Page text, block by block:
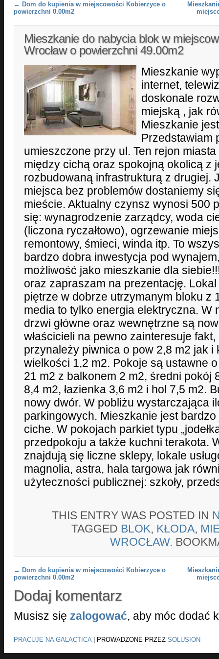
Post navigation
← Dom do kupienia w miejscowości Kobierzyce o
powierzchni 0.00m2
Mieszkanie do nabycia blok w
Wrocław o powierzchni 49.00m2
Mieszkanie
internet,
doskonale
miejską , jak
Mieszkanie
Przedstawiam
umieszczone przy ul. Ten rejon
między cichą oraz spokojną okolicą z
rozbudowaną infrastrukturą z drugiej.
miejsca bez problemów dostaniemy
mieście. Aktualny czynsz wynosi 500
się: wynagrodzenie zarządcy, woda
(liczona ryczałtowo), ogrzewanie
remontowy, śmieci, winda itp. To
bardzo dobra inwestycja pod
możliwość jako mieszkanie dla
oraz zapraszam na prezentację.
piętrze w dobrze utrzymanym bloku z
media to tylko energia elektryczna. W
drzwi główne oraz wewnętrzne są
właścicieli na pewno zainteresuje
przynależy piwnica o pow 2,8 m2 jak i
wielkości 1,2 m2. Pokoje są ustawne
21 m2 z balkonem 2 m2, średni pokój
8,4 m2, łazienka 3,6 m2 i hol 7,5 m2.
nowy dwór. W pobliżu wystarczająca
parkingowych. Mieszkanie jest bardzo
ciche. W pokojach parkiet typu
przedpokoju a także kuchni terakota.
znajdują się liczne sklepy, lokale
magnolia, astra, hala targowa jak
użyteczności publicznej: szkoły,
THIS ENTRY WAS POSTED IN
TAGGED BLOK, KŁODA,
WROCŁAW.
Post navigation
← Dom do kupienia w miejscowości Kobierzyce o
powierzchni 0.00m2
Dodaj komentarz
Musisz się zalogować, aby móc dodać
PRACUJE NA GALACTICA| PROWADZONE PRZEZ SOLUSION